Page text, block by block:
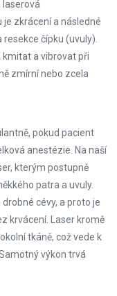
laserová
zkrácení a následné
čípku (uvuly).
a vibrovat při
zmírní nebo zcela
pokud pacient
anestézie. Na naší
kterým postupně
patra a uvuly.
cévy, a proto je
krvácení. Laser kromě
tkáně, což vede k
výkon trvá